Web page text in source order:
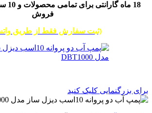
18
فروش
(ثبت سفارش فقط از طریق
برای بزرگنمایی کلیک کنید